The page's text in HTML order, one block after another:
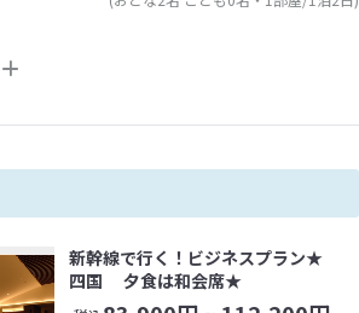
新幹線で行く！ビジネスプラン★
四国 夕食は和会席★